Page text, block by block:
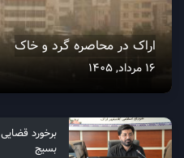
اراک در محاصره گرد و خاک
16 مرداد, 1405
برخورد
بسیج